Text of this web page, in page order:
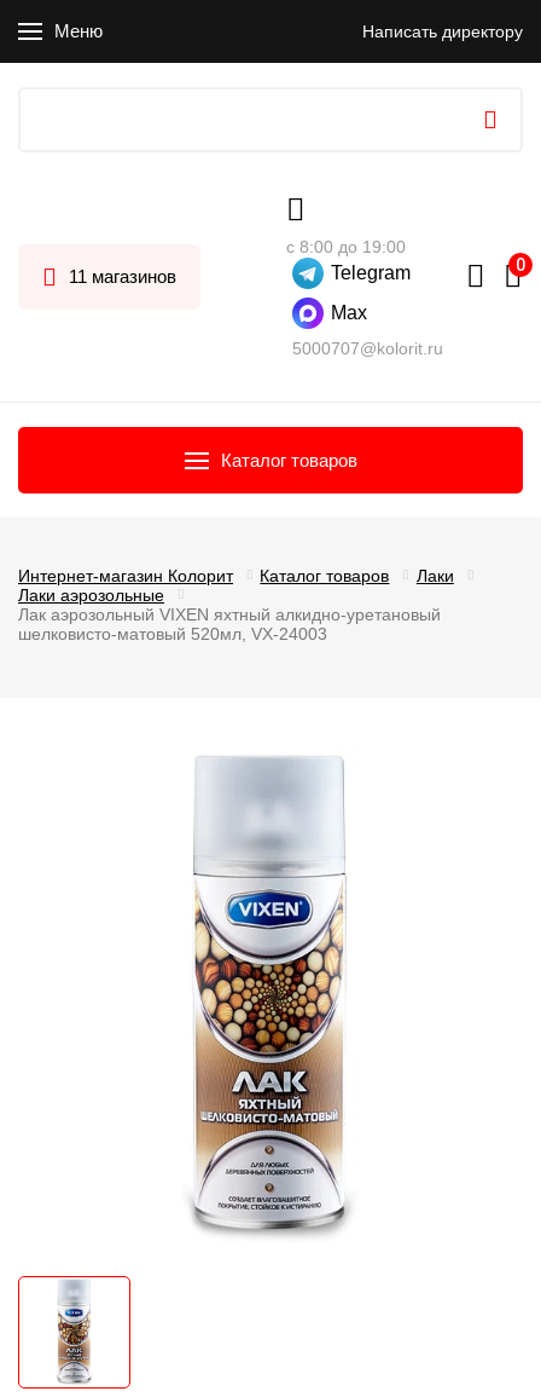
Меню Написать директору
11 магазинов
с 8:00 до 19:00
Telegram
Max
5000707@kolorit.ru
Каталог товаров
Интернет-магазин Колорит Каталог товаров
Лаки
Лаки аэрозольные
Лак аэрозольный VIXEN яхтный алкидно-уретановый
шелковисто-матовый 520мл, VX-24003